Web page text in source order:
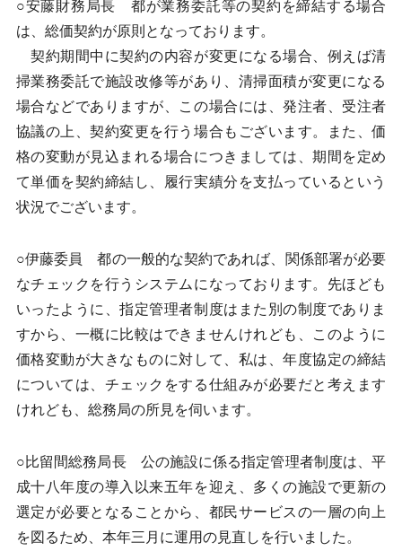
○安藤財務局長 都が業務委託等の契約を締結する場合
は、総価契約が原則となっております。
契約期間中に契約の内容が変更になる場合、例えば清
掃業務委託で施設改修等があり、清掃面積が変更になる
場合などでありますが、この場合には、発注者、受注者
協議の上、契約変更を行う場合もございます。また、価
格の変動が見込まれる場合につきましては、期間を定め
て単価を契約締結し、履行実績分を支払っているという
状況でございます。
○伊藤委員 都の一般的な契約であれば、関係部署が必要
なチェックを行うシステムになっております。先ほども
いったように、指定管理者制度はまた別の制度でありま
すから、一概に比較はできませんけれども、このように
価格変動が大きなものに対して、私は、年度協定の締結
については、チェックをする仕組みが必要だと考えます
けれども、総務局の所見を伺います。
○比留間総務局長 公の施設に係る指定管理者制度は、平
成十八年度の導入以来五年を迎え、多くの施設で更新の
選定が必要となることから、都民サービスの一層の向上
を図るため、本年三月に運用の見直しを行いました。